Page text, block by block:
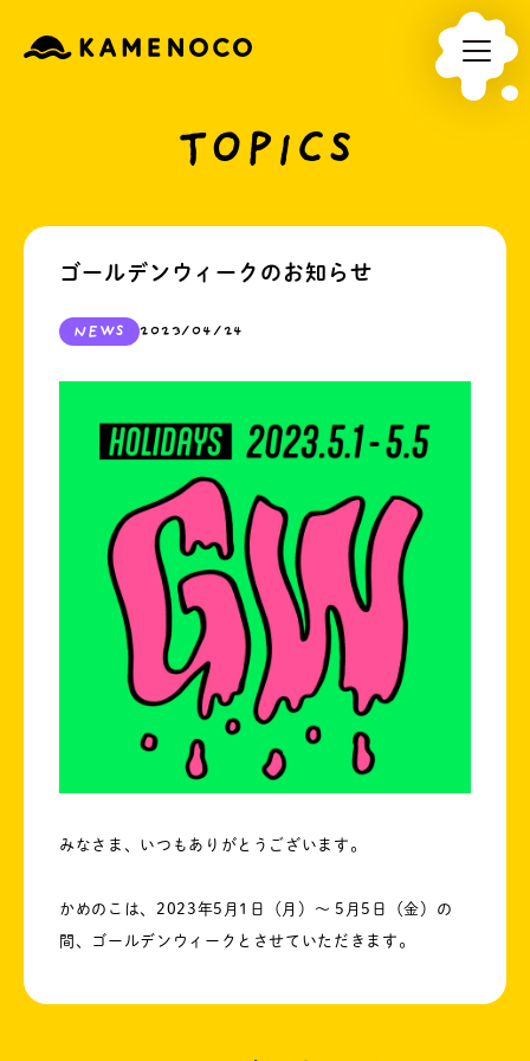
TOPICS
ゴールデンウィークのお知らせ
NEWS 2023/04/24
みなさま、いつもありがとうございます。
かめのこは、2023年5月1日（月）〜 5月5日（金）の
間、ゴールデンウィークとさせていただきます。